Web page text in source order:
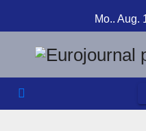
Inhalt
springen
Mo.. Aug.